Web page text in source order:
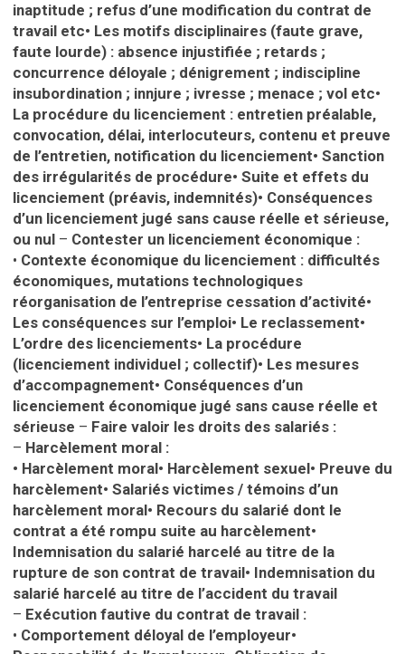
inaptitude ; refus d’une modification du contrat de
travail etc• Les motifs disciplinaires (faute grave,
faute lourde) : absence injustifiée ; retards ;
concurrence déloyale ; dénigrement ; indiscipline
insubordination ; innjure ; ivresse ; menace ; vol etc•
La procédure du licenciement : entretien préalable,
convocation, délai, interlocuteurs, contenu et preuve
de l’entretien, notification du licenciement• Sanction
des irrégularités de procédure• Suite et effets du
licenciement (préavis, indemnités)• Conséquences
d’un licenciement jugé sans cause réelle et sérieuse,
ou nul – Contester un licenciement économique :
• Contexte économique du licenciement : difficultés
économiques, mutations technologiques
réorganisation de l’entreprise cessation d’activité•
Les conséquences sur l’emploi• Le reclassement•
L’ordre des licenciements• La procédure
(licenciement individuel ; collectif)• Les mesures
d’accompagnement• Conséquences d’un
licenciement économique jugé sans cause réelle et
sérieuse – Faire valoir les droits des salariés :
– Harcèlement moral :
• Harcèlement moral• Harcèlement sexuel• Preuve du
harcèlement• Salariés victimes / témoins d’un
harcèlement moral• Recours du salarié dont le
contrat a été rompu suite au harcèlement•
Indemnisation du salarié harcelé au titre de la
rupture de son contrat de travail• Indemnisation du
salarié harcelé au titre de l’accident du travail
– Exécution fautive du contrat de travail :
• Comportement déloyal de l’employeur•